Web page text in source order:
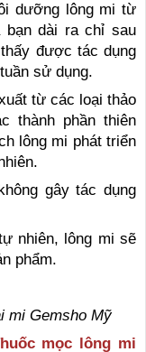
dưỡng lông mi từ
bạn dài ra chỉ sau
được tác dụng
sử dụng.
từ các loại thảo
thành phần thiên
lông mi phát triển
gây tác dụng
nhiên, lông mi sẽ
phẩm.
mi Gemsho Mỹ
mọc lông mi